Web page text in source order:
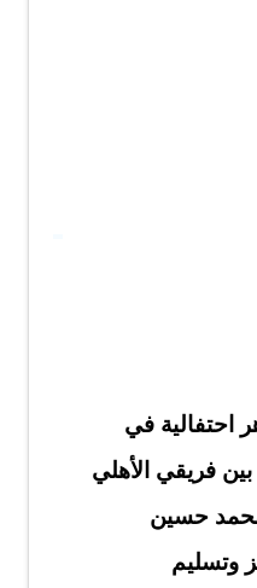
احتفالية في
فريقي الأهلي
محمد حسين
وتسليم